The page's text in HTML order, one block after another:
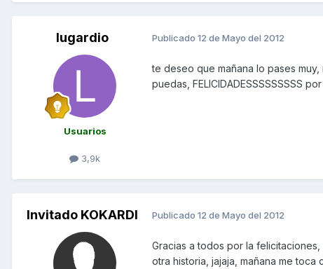
lugardio
Usuarios
3,9k
Publicado 12 de Mayo del 2012
te deseo que mañana lo pases
puedas, FELICIDADESSSSSSSSS
Invitado KOKARDI Publicado 12 de Mayo del 2012
Gracias a todos por la
otra historia, jajaja, mañana me